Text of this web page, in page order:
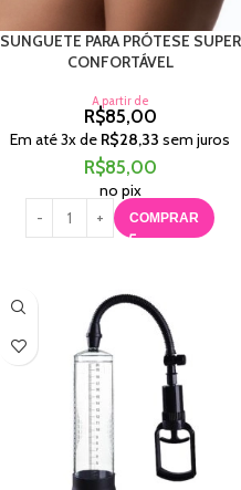
SUNGUETE PARA PRÓTESE SUPER
CONFORTÁVEL
A partir de
R$85,00
Em até3x de R$28,33 sem juros
R$85,00
no pix
COMPRAR